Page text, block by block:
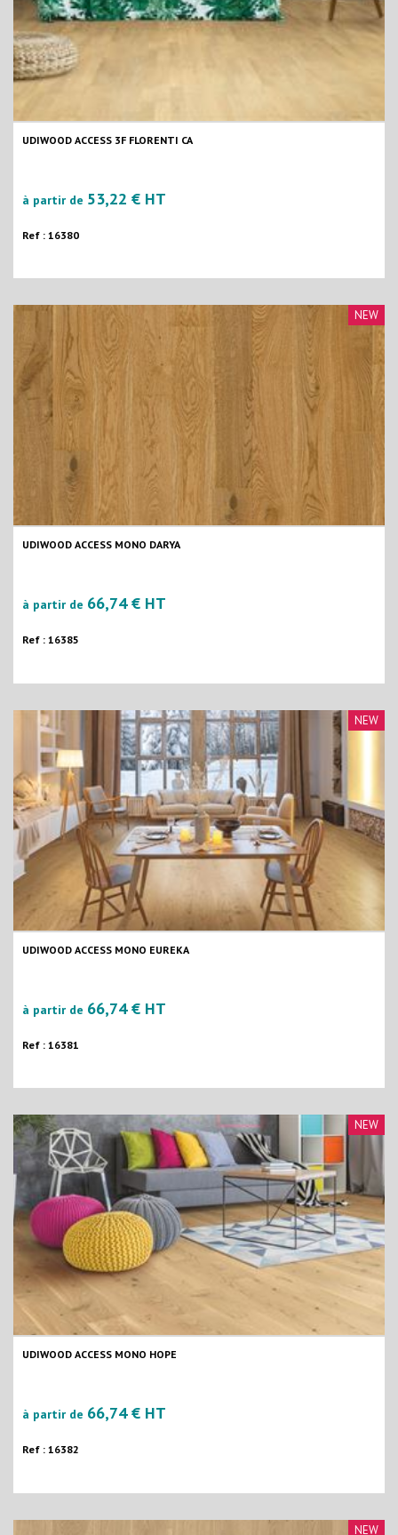
UDIWOOD ACCESS 3F FLORENTI CA
à partir de 53,22 € HT
Ref : 16380
UDIWOOD ACCESS MONO DARYA
à partir de 66,74 € HT
NEW
Ref : 16385
UDIWOOD ACCESS MONO EUREKA
à partir de 66,74 € HT
NEW
Ref : 16381
UDIWOOD ACCESS MONO HOPE
à partir de 66,74 € HT
NEW
Ref : 16382
NEW